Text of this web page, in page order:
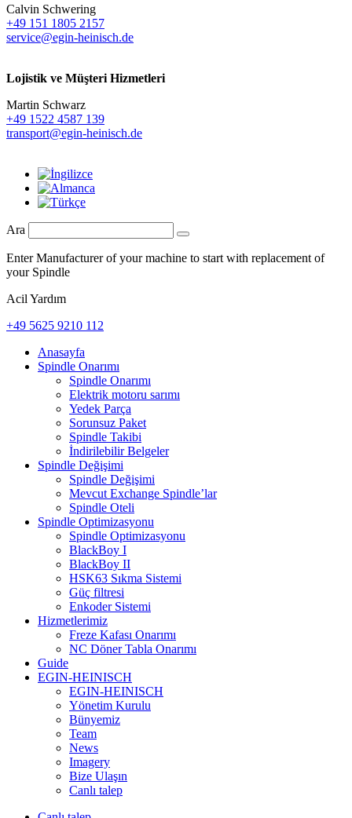
Calvin Schwering
+49 151 1805 2157
service@egin-heinisch.de
Lojistik ve Müşteri Hizmetleri
Martin Schwarz
+49 1522 4587 139
transport@egin-heinisch.de
Ara
Enter Manufacturer of your machine to start with replacement of
your Spindle
Acil Yardım
+49 5625 9210 112
Anasayfa
Spindle Onarımı
Spindle Onarımı
Elektrik motoru sarımı
Yedek Parça
Sorunsuz Paket
Spindle Takibi
İndirilebilir Belgeler
Spindle Değişimi
Spindle Değişimi
Mevcut Exchange Spindle’lar
Spindle Oteli
Spindle Optimizasyonu
Spindle Optimizasyonu
BlackBoy I
BlackBoy II
HSK63 Sıkma Sistemi
Güç filtresi
Enkoder Sistemi
Hizmetlerimiz
Freze Kafası Onarımı
NC Döner Tabla Onarımı
Guide
EGIN-HEINISCH
EGIN-HEINISCH
Yönetim Kurulu
Bünyemiz
Team
News
Imagery
Bize Ulaşın
Canlı talep